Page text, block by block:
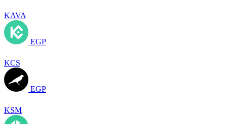
KAVA
EGP
KCS
EGP
KSM